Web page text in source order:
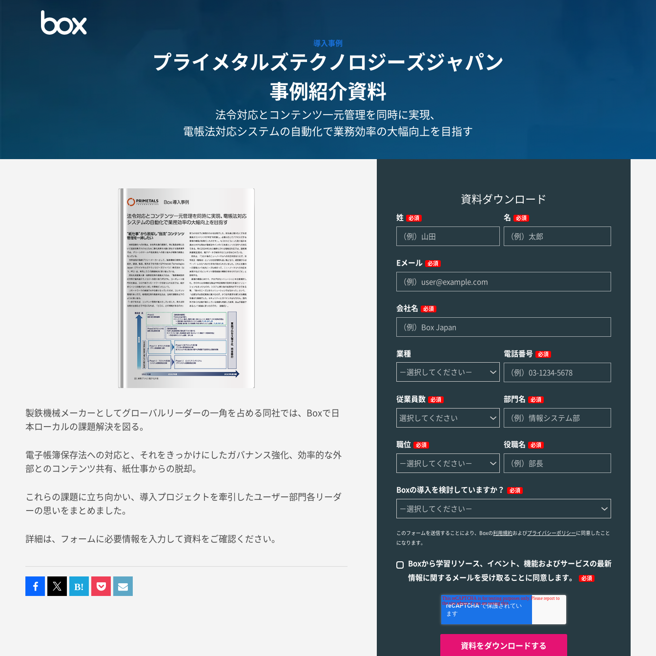
導入事例
プライメタルズテクノロジーズジャパン
事例紹介資料
法令対応とコンテンツ一元管理を同時に実現、
電帳法対応システムの自動化で業務効率の大幅向上を目指す
製鉄機械メーカーとしてグローバルリーダーの一角を占める同社では、Boxで日
本ローカルの課題解決を図る。
電子帳簿保存法への対応と、それをきっかけにしたガバナンス強化、効率的な外
部とのコンテンツ共有、紙仕事からの脱却。
これらの課題に立ち向かい、導入プロジェクトを牽引したユーザー部門各リーダ
ーの思いをまとめました。
詳細は、フォームに必要情報を入力して資料をご確認ください。
資料ダウンロード
姓 必須 名 必須
Eメール 必須
会社名 必須
業種 電話番号 必須
従業員数 必須 部門名 必須
職位 必須 役職名 必須
Boxの導入を検討していますか？ 必須
このフォームを送信することにより、Boxの利用規約およびプライバシーポリシーに同意したこと
になります。
Boxから学習リソース、イベント、機能およびサービスの最新
情報に関するメールを受け取ることに同意します。
必須